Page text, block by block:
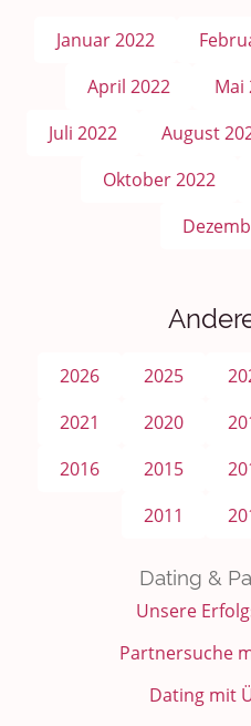
Januar 2022
April 2022
Mai
Juli 2022
August
Oktober 2022
2026 2025
2021
2020
2016
2015
2011
Dating &
Unsere
Partnersuche
Dating mit